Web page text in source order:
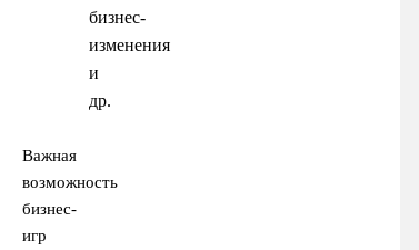
бизнес-
изменения
и
др.
Важная
возможность
бизнес-
игр